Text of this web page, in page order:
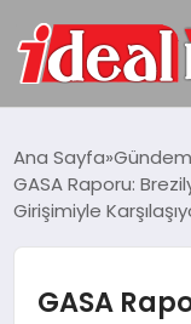
BILGISAYAR
Ana Sayfa Gündem
GASA Raporu:
Girişimiyle
GASA